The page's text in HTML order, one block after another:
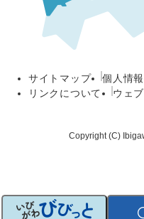
サイトマップ 個人情
リンクについて
ウェ
Copyright (C)